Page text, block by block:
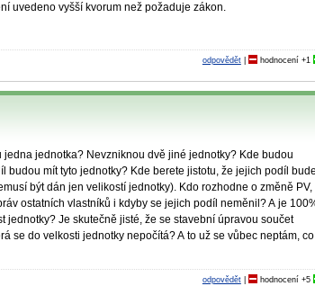
uvedeno vyšší kvorum než požaduje zákon.
odpovědět| hodnocení +1
jednotka? Nevzniknou dvě jiné jednotky? Kde budou
budou mít tyto jednotky? Kde berete jistotu, že jejich podíl bude
být dán jen velikostí jednotky). Kdo rozhodne o změně PV,
ostatních vlastníků i kdyby se jejich podíl neměnil? A je
jednotky? Je skutečně jisté, že se stavební úpravou součet
se do velkosti jednotky nepočítá? A to už se vůbec neptám, co
odpovědět| hodnocení +5